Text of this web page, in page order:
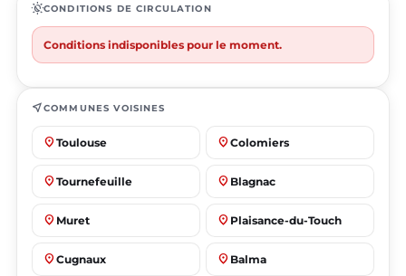
routineCONDITIONS DE CIRCULATION
Conditions indisponibles pour le moment.
near_meCOMMUNES VOISINES
place Toulouse place Colomiers
place Tournefeuille place Blagnac
place Muret place Plaisance-du-Touch
place Cugnaux place Balma